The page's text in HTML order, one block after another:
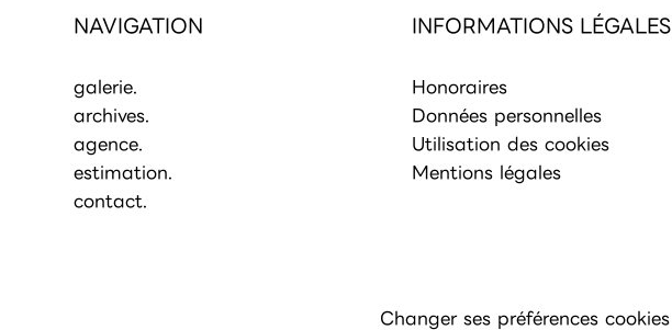
NAVIGATION
galerie.
archives.
agence.
estimation.
contact.
INFORMATIONS LÉGALES
Honoraires
Données personnelles
Utilisation des cookies
Mentions légales
Changer ses préférences cookies